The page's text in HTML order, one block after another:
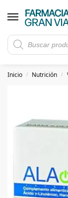
5€ de descuento
Inicio / Nutrición /